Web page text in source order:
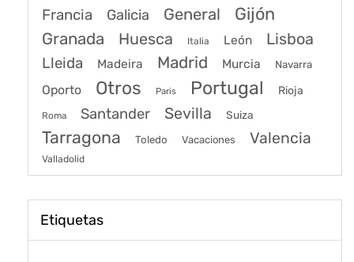
Francia Galicia General Gijón
Granada Huesca Italia León Lisboa
Lleida Madeira Madrid Murcia Navarra
Oporto Otros Paris Portugal Rioja
Roma Santander Sevilla Suiza
Tarragona Toledo Vacaciones Valencia
Valladolid
Etiquetas